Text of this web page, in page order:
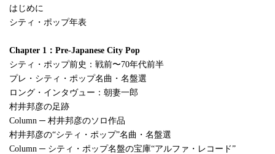
はじめに
シティ・ポップ年表
Chapter 1：Pre-Japanese City Pop
シティ・ポップ前史：戦前〜70年代前半
プレ・シティ・ポップ名曲・名盤選
ロング・インタヴュー：朝妻一郎
村井邦彦の足跡
Column ─ 村井邦彦のソロ作品
村井邦彦の“シティ・ポップ”名曲・名盤選
Column ─ シティ・ポップ名盤の宝庫“アルファ・レコード”